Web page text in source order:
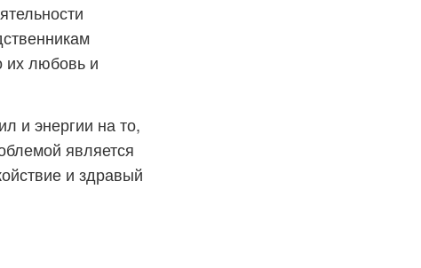
их любовь и
и энергии на то,
является
и здравый